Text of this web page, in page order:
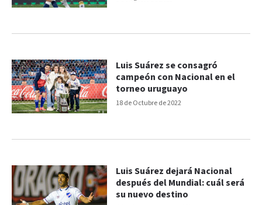
18 de Octubre de 2022
Luis Suárez se consagró
campeón con Nacional en el
torneo uruguayo
Luis Suárez dejará Nacional
después del Mundial: cuál será
su nuevo destino